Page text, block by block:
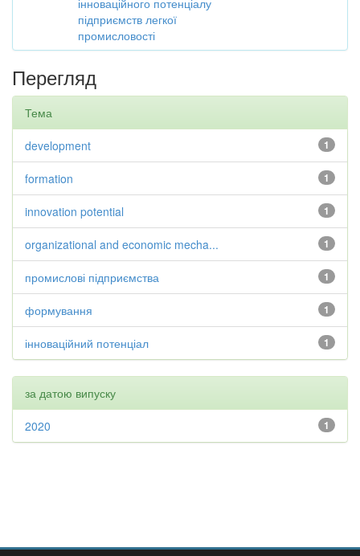
інноваційного потенціалу
підприємств легкої
промисловості
Перегляд
Тема
1
development
1
formation
1
innovation potential
1
organizational and economic mecha...
1
промислові підприємства
1
формування
1
інноваційний потенціал
за датою випуску
1
2020